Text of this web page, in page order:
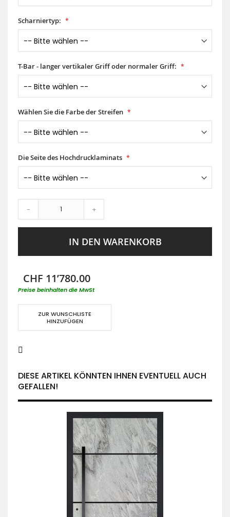
Scharniertyp:
T-Bar - langer vertikaler Griff oder normaler Griff:
Wählen Sie die Farbe der Streifen
Die Seite des Hochdrucklaminats
- +
IN DEN WARENKORB
CHF 11’780.00
Preise beinhalten die MwSt
ZUR WUNSCHLISTE
HINZUFÜGEN
DIESE ARTIKEL KÖNNTEN IHNEN EVENTUELL AUCH
GEFALLEN!